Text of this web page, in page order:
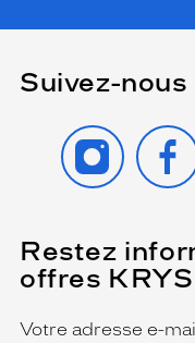
Suivez-nous
INSTAGRAM
Restez
offres KRYS
Name
Votre adresse e-
(Ce
champ
est
obligatoire)